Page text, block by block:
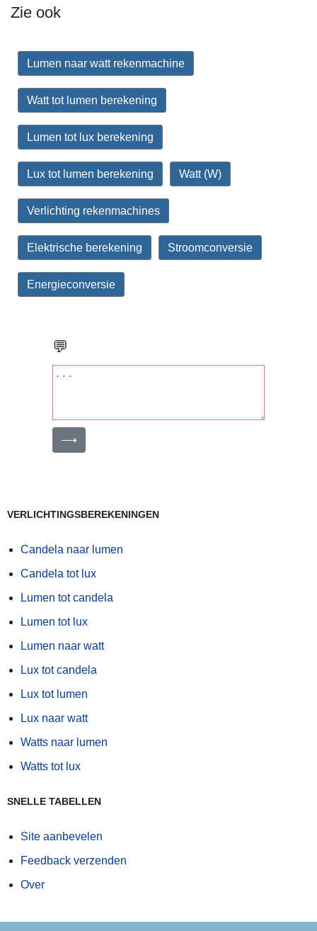
Zie ook
Lumen naar watt rekenmachine
Watt tot lumen berekening
Lumen tot lux berekening
Lux tot lumen berekening Watt (W)
Verlichting rekenmachines
Elektrische berekening Stroomconversie
Energieconversie
💬
⟶
VERLICHTINGSBEREKENINGEN
Candela naar lumen
Candela tot lux
Lumen tot candela
Lumen tot lux
Lumen naar watt
Lux tot candela
Lux tot lumen
Lux naar watt
Watts naar lumen
Watts tot lux
SNELLE TABELLEN
Site aanbevelen
Feedback verzenden
Over